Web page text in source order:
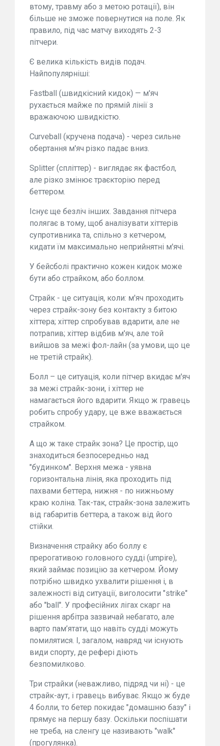
втому, травму або з метою ротації), він
більше не зможе повернутися на поле. Як
правило, під час матчу виходять 2-3
пітчери.
Є велика кількість видів подач.
Найпопулярніші:
Fastball (швидкісний кидок) — м'яч
рухається майже по прямій лінії з
вражаючою швидкістю.
Curveball (кручена подача) - через сильне
обертання м'яч різко падає вниз.
Splitter (спліттер) - виглядає як фастбол,
але різко змінює траєкторію перед
беттером.
Існує ще безліч інших. Завдання пітчера
полягає в тому, щоб аналізувати хіттерів
супротивника та, спільно з кетчером,
кидати їм максимально неприйнятні м'ячі.
У бейсболі практично кожен кидок може
бути або страйком, або боллом.
Страйк - це ситуація, коли: м'яч проходить
через страйк-зону без контакту з битою
хіттера; хіттер спробував вдарити, але не
потрапив; хіттер відбив м'яч, але той
вийшов за межі фол-лайн (за умови, що це
не третій страйк).
Болл – це ситуація, коли пітчер вкидає м'яч
за межі страйк-зони, і хіттер не
намагається його вдарити. Якщо ж гравець
робить спробу удару, це вже вважається
страйком.
А що ж таке страйк зона? Це простір, що
знаходиться безпосередньо над
"будинком". Верхня межа - уявна
горизонтальна лінія, яка проходить під
пахвами беттера, нижня - по нижньому
краю коліна. Так-так, страйк-зона залежить
від габаритів беттера, а також від його
стійки.
Визначення страйку або боллу є
прерогативою головного судді (umpire),
який займає позицію за кетчером. Йому
потрібно швидко ухвалити рішення і, в
залежності від ситуації, виголосити "strike"
або "ball". У професійних лігах скарг на
рішення арбітра зазвичай небагато, але
варто пам’ятати, що навіть судді можуть
помилятися. І, загалом, навряд чи існують
види спорту, де рефері діють
безпомилково.
Три страйки (неважливо, підряд чи ні) - це
страйк-аут, і гравець вибуває. Якщо ж буде
4 болли, то бетер покидає "домашню базу" і
прямує на першу базу. Оскільки поспішати
не треба, на сленгу це називають "walk"
(прогулянка).